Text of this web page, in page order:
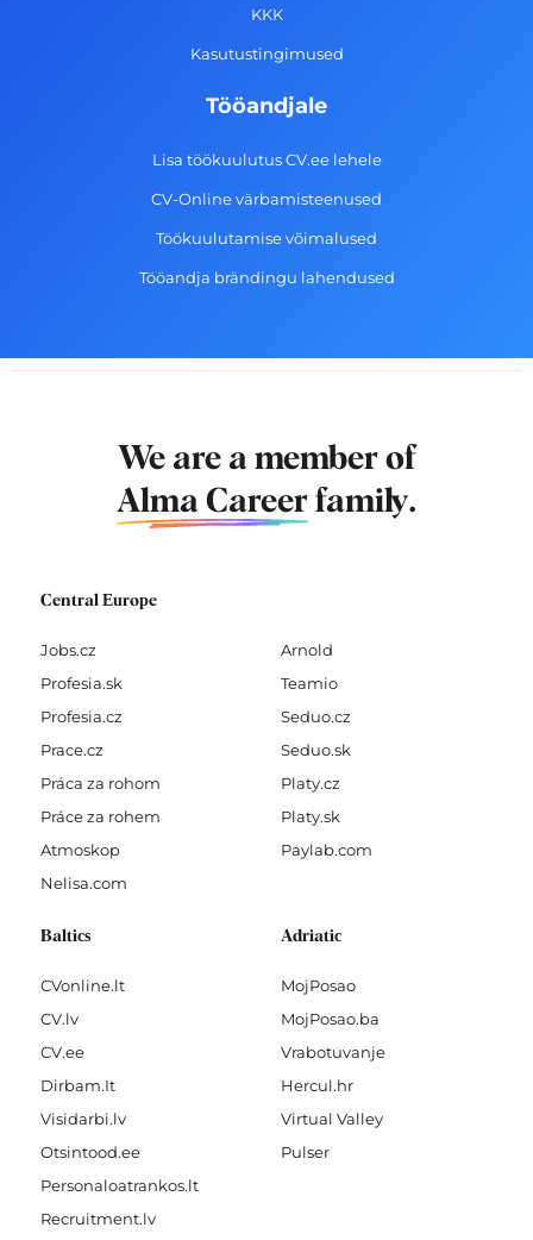
KKK
Kasutustingimused
Tööandjale
Lisa töökuulutus CV.ee lehele
CV-Online värbamisteenused
Töökuulutamise võimalused
Tööandja brändingu lahendused
We are a member of
Alma Career family.
Central Europe
Jobs.cz
Profesia.sk
Profesia.cz
Prace.cz
Práca za rohom
Práce za rohem
Atmoskop
Nelisa.com
Arnold
Teamio
Seduo.cz
Seduo.sk
Platy.cz
Platy.sk
Paylab.com
Baltics
CVonline.lt
CV.lv
CV.ee
Dirbam.It
Visidarbi.lv
Otsintood.ee
Personaloatrankos.lt
Recruitment.lv
Adriatic
MojPosao
MojPosao.ba
Vrabotuvanje
Hercul.hr
Virtual Valley
Pulser